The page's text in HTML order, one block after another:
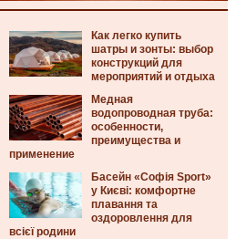
Как легко купить
шатры и зонты: выбор
конструкций для
мероприятий и отдыха
Медная
водопроводная труба:
особенности,
преимущества и
применение
Басейн «Софія Sport»
у Києві: комфортне
плавання та
оздоровлення для
всієї родини